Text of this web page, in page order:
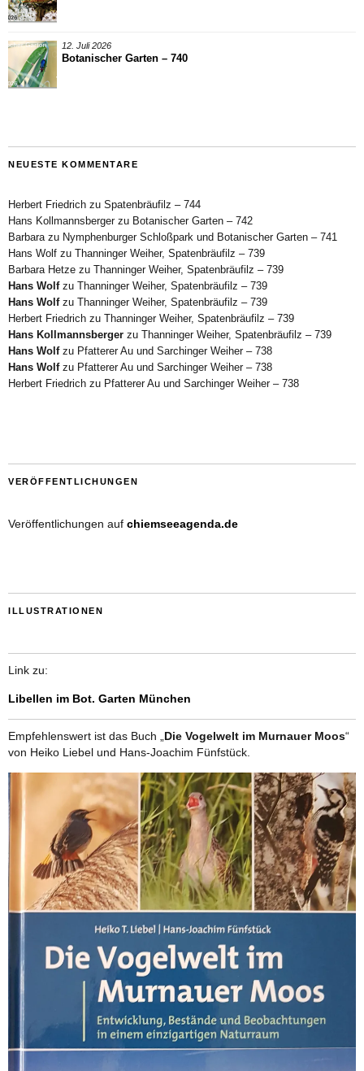
12. Juli 2026
Botanischer Garten – 740
NEUESTE KOMMENTARE
Herbert Friedrich zu Spatenbräufilz – 744
Hans Kollmannsbergerzu Botanischer Garten – 742
Barbarazu Nymphenburger Schloßpark und Botanischer Garten – 741
Hans Wolf zu Thanninger Weiher, Spatenbräufilz – 739
Barbara Hetze zu Thanninger Weiher, Spatenbräufilz – 739
Hans Wolfzu Thanninger Weiher, Spatenbräufilz – 739
Hans Wolfzu Thanninger Weiher, Spatenbräufilz – 739
Herbert Friedrich zu Thanninger Weiher, Spatenbräufilz – 739
Hans Kollmannsberger zu Thanninger Weiher, Spatenbräufilz – 739
Hans Wolfzu Pfatterer Au und Sarchinger Weiher – 738
Hans Wolfzu Pfatterer Au und Sarchinger Weiher – 738
Herbert Friedrich zu Pfatterer Au und Sarchinger Weiher – 738
VERÖFFENTLICHUNGEN
Veröffentlichungen auf chiemseeagenda.de
ILLUSTRATIONEN
Link zu:
Libellen im Bot. Garten München
Empfehlenswert ist das Buch „Die Vogelwelt im Murnauer Moos“
von Heiko Liebel und Hans-Joachim Fünfstück.